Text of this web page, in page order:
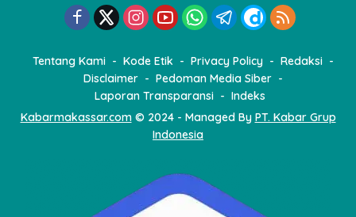
Tentang Kami Kode Etik Privacy Policy
Redaksi
Disclaimer
Pedoman Media Siber
Laporan Transparansi
Indeks
Kabarmakassar.com© 2024 - Managed By PT. Kabar Grup
Indonesia